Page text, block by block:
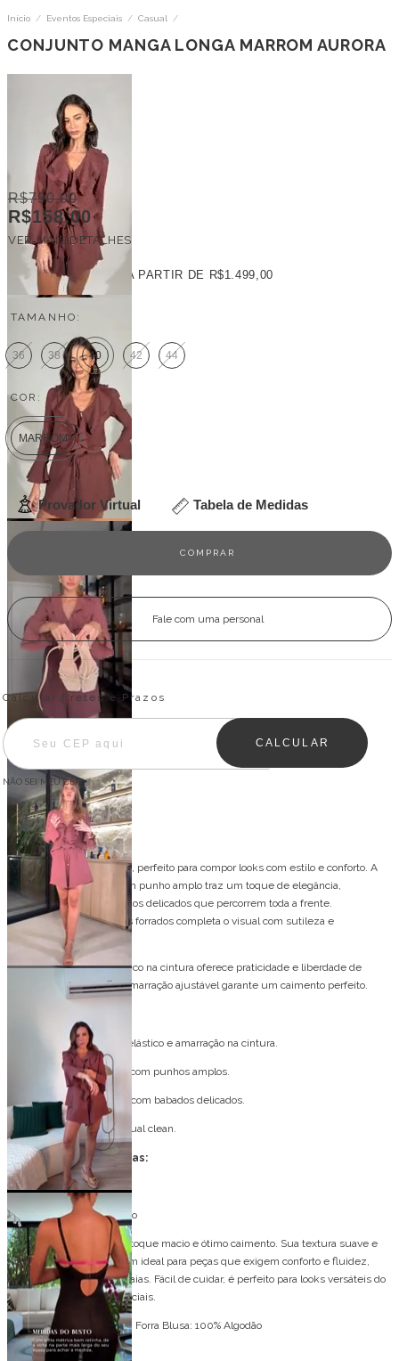
Início / Eventos Especiais / Casual /
CONJUNTO MANGA LONGA MARROM AURORA
R$790,00
R$158,00
VER MAIS DETALHES
FRETE GRÁTIS A PARTIR DE R$1.499,00
TAMANHO:
36 38 40 42 44
COR:
MARROM
Provador Virtual Tabela de Medidas
Fale com uma personal
Entregas para o CEP:
Calcular Fretes e Prazos
CALCULAR
NÃO SEI MEU CEP
Descrição
Conjunto leve e charmoso, perfeito para compor looks com estilo e conforto. A
blusa de manga longa com punho amplo traz um toque de elegância,
com decote em V e babados delicados que percorrem toda a frente.
O fechamento com botões forrados completa o visual com sutileza e
sofisticação.
O short soltinho com elástico na cintura oferece praticidade e liberdade de
movimento, enquanto a amarração ajustável garante um caimento perfeito.
Shorts: Soltinho, com elástico e amarração na cintura.
Camisa: Manga longa com punhos amplos.
Babado: Decote em V com babados delicados.
Bolso: Sem bolsos, visual clean.
Especificações Técnicas:
Tecido: Mali
Composição: 100% Algodão
O tecido Mali é leve, com toque macio e ótimo caimento. Sua textura suave e
acabamento fosco o tornam ideal para peças que exigem conforto e fluidez,
como vestidos, blusas e saias. Fácil de cuidar, é perfeito para looks versáteis do
dia a dia ou ocasiões especiais.
Forro Saia: 100% Viscose Forra Blusa: 100% Algodão
Bojo: Não